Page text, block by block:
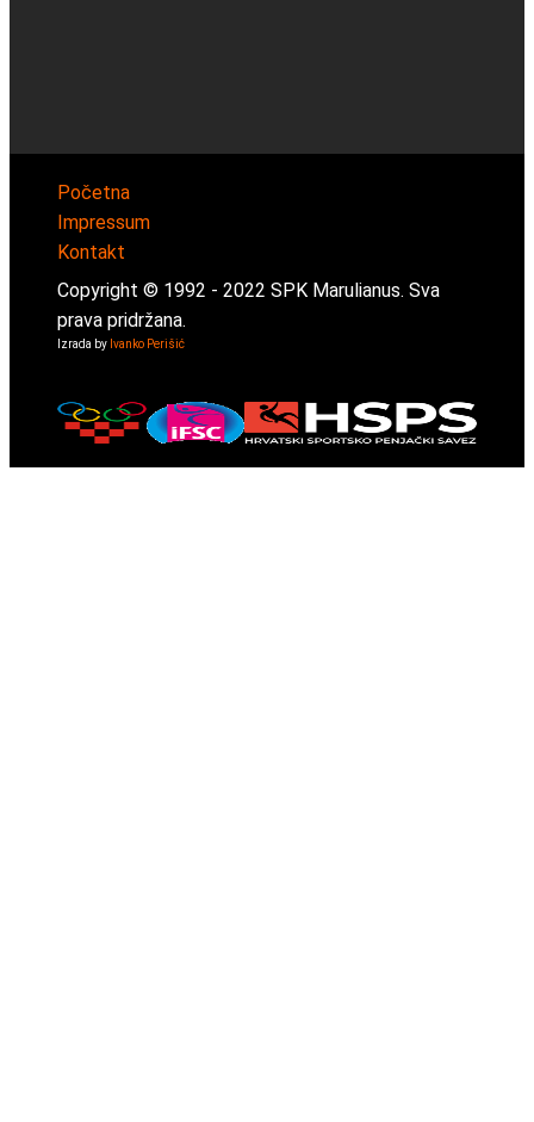
Početna
Impressum
Kontakt
Copyright © 1992 - 2022 SPK Marulianus. Sva
prava pridržana.
Izrada by Ivanko Perišić